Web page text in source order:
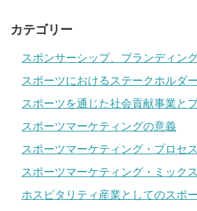
カテゴリー
スポンサーシップ、ブランディン
スポーツにおけるステークホルダー
スポーツを通じた社会貢献事業と
スポーツマーケティングの意義
スポーツマーケティング・プロセス
スポーツマーケティング・ミックス
ホスピタリティ産業としてのスポ